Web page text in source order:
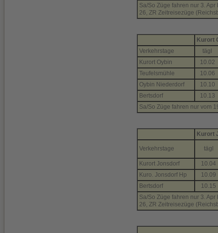
Sa/So Züge fahren nur 3.
26, ZR Zeitreisezüge
Kurort
Verkehrstage
tägl
Kurort Oybin
10.02
Teufelsmühle
10.06
Oybin Niederdorf
10.10
Bertsdorf
10.13
Sa/So Züge fahren nur vom
Kurort
Verkehrstage tägl
Kurort Jonsdorf
10.04
Kuro. Jonsdorf Hp
10.09
Bertsdorf
10.15
Sa/So Züge fahren nur 3.
26, ZR Zeitreisezüge